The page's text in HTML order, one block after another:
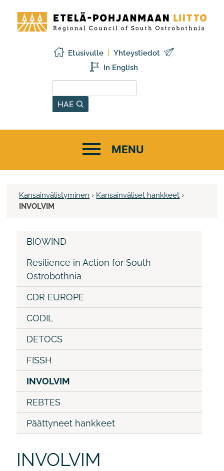
sisältöön
Pohjanmaan
liitto
Etusivulle Yhteystiedot
HAE
In English
Kansainvälistyminen › Kansainväliset hankkeet ›
INVOLVIM
BIOWIND
Resilience in Action for South
Ostrobothnia
CDR EUROPE
CODIL
DETOCS
FISSH
INVOLVIM
REBTES
Päättyneet hankkeet
INVOLVIM